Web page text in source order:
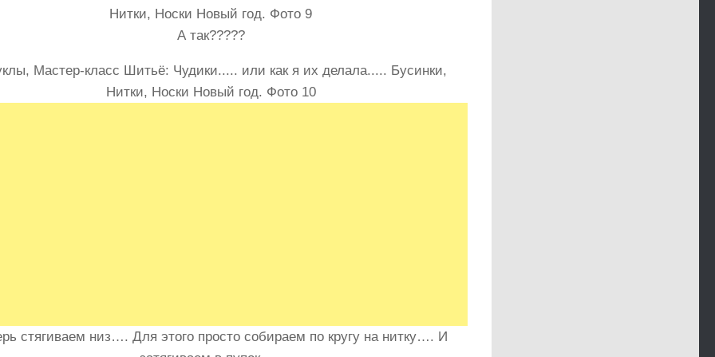
А так?????
стягиваем низ…. Для этого просто собираем по кругу на нитку…. И